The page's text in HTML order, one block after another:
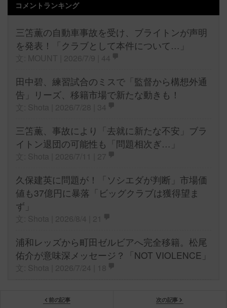
コメントランキング
三笘薫の自動車事故を受け、ブライトンが声明
を発表！「クラブとして本件について…」
田中碧、練習試合のミスで「監督から構想外通
告」リーズ、移籍市場で新たな動きも！
三笘薫、事故により「去就に新たな不安」ブラ
イトン退団の可能性も「問題相次ぎ…」
久保建英に問題が！「ソシエダが判断」市場価
値も37億円に暴落「ビッグクラブは獲得望ま
ず」
浦和レッズから町田ゼルビアへ完全移籍。松尾
佑介が意味深メッセージ？「NOT VIOLENCE」
前の記事
次の記事